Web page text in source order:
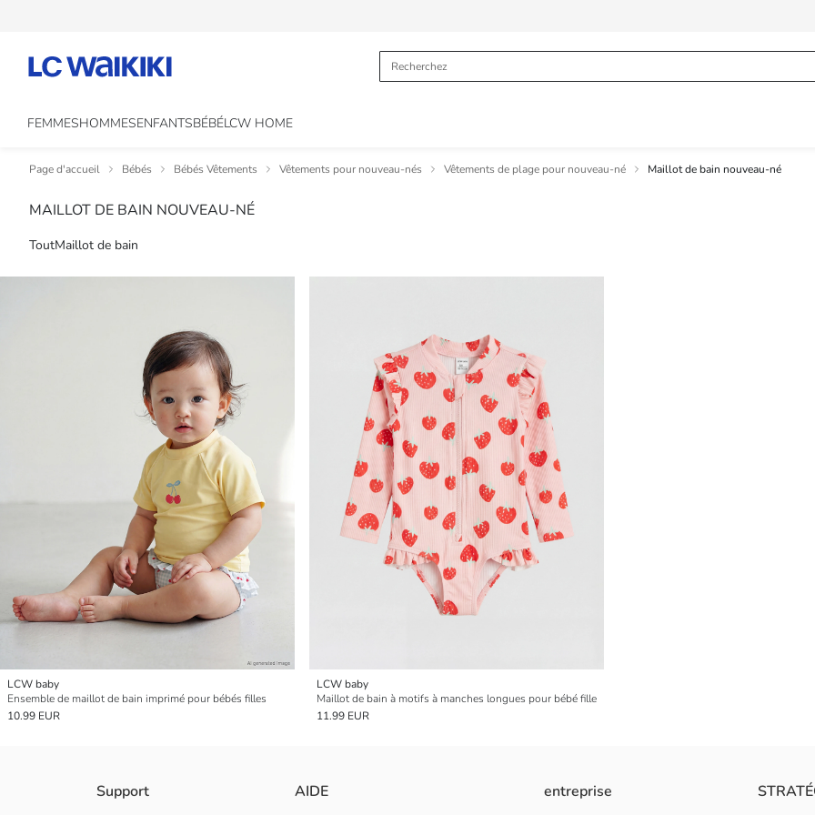
FEMMESHOMMESENFANTSBÉBÉLCW HOME
Page d'accueil Bébés Bébés Vêtements Vêtements pour nouveau-nés Vêtements de plage pour nouveau-né Maillot de bain nouveau-né
MAILLOT DE BAIN NOUVEAU-NÉ
ToutMaillot de bain
LCW baby
Ensemble de maillot de bain imprimé pour bébés filles
10.99 EUR
LCW baby
Maillot de bain à motifs à manches longues pour bébé fille
11.99 EUR
Support AIDE entreprise